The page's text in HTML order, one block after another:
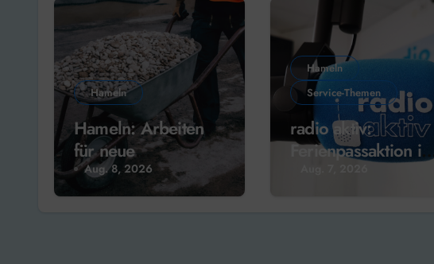
Hameln
Hameln: Arbeiten
für neue
Weserterrassen
starten
Aug. 8, 2026
Hameln
Service-Themen
radio aktiv:
Ferienpassaktion im